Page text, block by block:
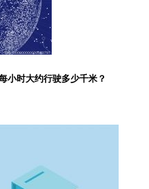
小时大约行驶多少千米？